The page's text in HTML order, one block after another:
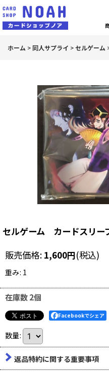
ホーム > 同人サプライ >セルゲーム
セルゲーム カードスリ
販売価格: 1,600円(税込)
重み: 1
在庫数 2個
Facebookでシェア
数量:
返品特約に関する重要事項